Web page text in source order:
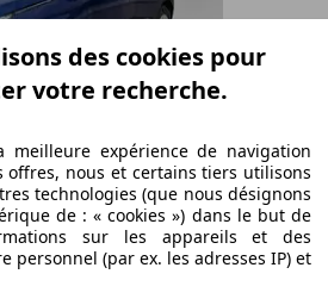
Active 120
12 Mois
des cookies pour
votre recherche.
meilleure expérience de navigation
offres, nous et certains tiers utilisons
technologies (que nous désignons
de : « cookies ») dans le but de
sur les appareils et des
personnel (par ex. les adresses IP) et